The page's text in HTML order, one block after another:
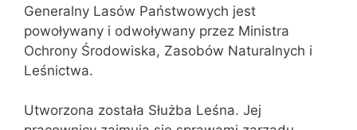
Generalny Lasów Państwowych jest
powoływany i odwoływany przez Ministra
Ochrony Środowiska, Zasobów Naturalnych i
Leśnictwa.
Utworzona została Służba Leśna. Jej